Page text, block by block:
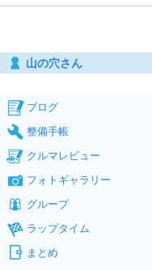
山の穴さん
ブログ
整備手帳
クルマレビュー
フォトギャラリー
グループ
ラップタイム
まとめ